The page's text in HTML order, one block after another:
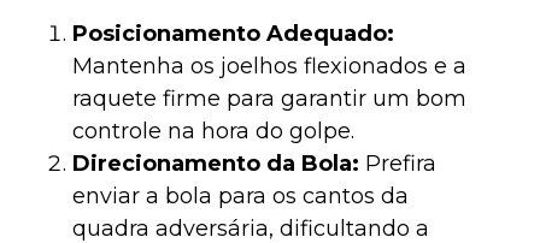
Posicionamento Adequado:
Mantenha os joelhos flexionados e a
raquete firme para garantir um bom
controle na hora do golpe.
Direcionamento da Bola: Prefira
enviar a bola para os cantos da
quadra adversária, dificultando a